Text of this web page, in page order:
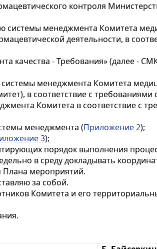
контроля
менеджмента Комитета
деятельности, в
качества - Требования» (далее -
менеджмента Комитета
в соответствие с требованиями
Комитета в соответствие с
менеджмента (Приложение 2);
3);
порядок выполнения
в среду докладывать
мероприятий.
за собой.
Комитета и его